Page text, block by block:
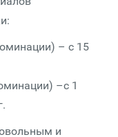
– с 15
–с 1
и